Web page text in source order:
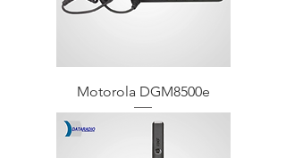
Motorola DGM8500e